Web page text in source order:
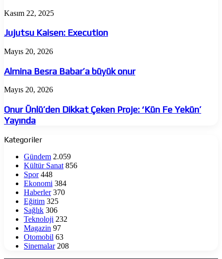
Jujutsu
Execution
Kasım 22, 2025
Jujutsu Kaisen: Execution
Almina
Babar’a
büyük
onur
Mayıs 20, 2026
Almina Besra Babar’a büyük onur
Onur
Dikkat
Çeken
Proje:
Fe
Yekün’
Yayında
Mayıs 20, 2026
Onur Ünlü’den Dikkat Çeken Proje: ‘Kün Fe Yekün’
Yayında
Kategoriler
Gündem 2.059
Kültür Sanat 856
Spor 448
Ekonomi 384
Haberler 370
Eğitim 325
Sağlık 306
Teknoloji 232
Magazin 97
Otomobil 63
Sinemalar 208